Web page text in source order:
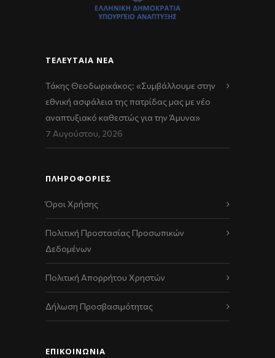
ΤΕΛΕΥΤΑΊΑ ΝΈΑ
Τάκης Θεοδωρικάκος: «Συμβάλλουμε στην
εθνική ασφάλεια της πατρίδας μας με νέο
αναπτυξιακό καθεστώς για την Άμυνα»
7 Αυγούστου, 2026
ΠΛΗΡΟΦΟΡΙΕΣ
Όροι Χρήσης
Πολιτική Προστασίας Προσωπικών
Δεδομένων
Πολιτική Απορρήτου Χρηστών
Δήλωση Προσβασιμότητας
ΕΠΙΚΟΙΝΩΝΊΑ